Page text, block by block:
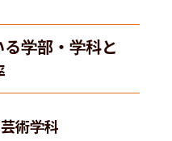
学部・学科と
術学科